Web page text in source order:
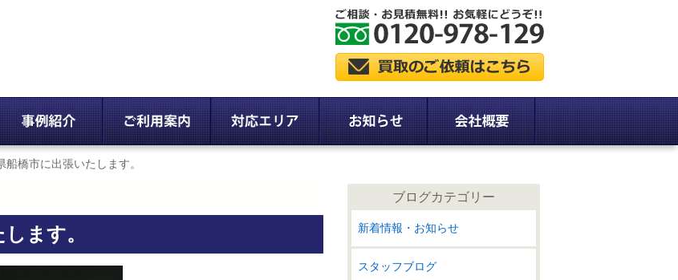
船橋市に出張いたします。
ます。
ブログカテゴリー
新着情報・お知らせ
スタッフブログ